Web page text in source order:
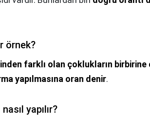
örnek?
farklı olan çoklukların
yapılmasına oran denir.
yapılır?